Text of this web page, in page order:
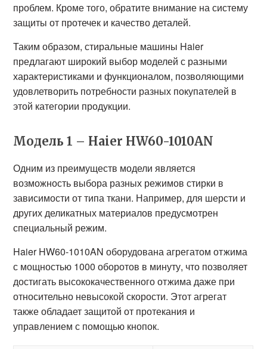
проблем. Кроме того, обратите внимание на систему
защиты от протечек и качество деталей.
Таким образом, стиральные машины Haier
предлагают широкий выбор моделей с разными
характеристиками и функционалом, позволяющими
удовлетворить потребности разных покупателей в
этой категории продукции.
Модель 1 – Haier HW60-1010AN
Одним из преимуществ модели является
возможность выбора разных режимов стирки в
зависимости от типа ткани. Например, для шерсти и
других деликатных материалов предусмотрен
специальный режим.
Haier HW60-1010AN оборудована агрегатом отжима
с мощностью 1000 оборотов в минуту, что позволяет
достигать высококачественного отжима даже при
относительно невысокой скорости. Этот агрегат
также обладает защитой от протекания и
управлением с помощью кнопок.